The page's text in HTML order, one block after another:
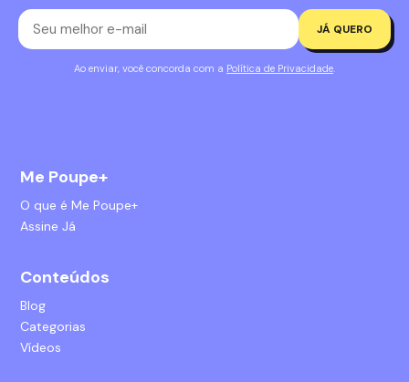
JÁ QUERO
Ao enviar, você concorda com a Política de Privacidade
Me Poupe+
O que é Me Poupe+
Assine Já
Conteúdos
Blog
Categorias
Vídeos